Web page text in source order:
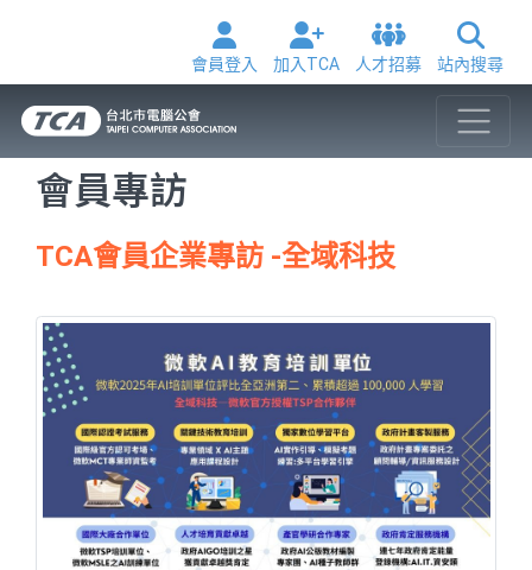
會員登入 加入TCA 人才招募 站內搜尋
會員專訪
TCA會員企業專訪 -全域科技